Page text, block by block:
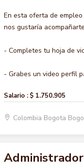
En esta oferta de empleo
nos gustaría
- Completes tu hoja de
- Grabes un video perfil
Salario : $ 1.750.905
Colombia Bogota
Administrador